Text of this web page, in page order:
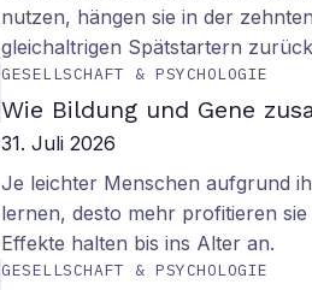
nutzen, hängen sie in der
gleichaltrigen Spätstartern
GESELLSCHAFT & PSYCHOLOGIE
Wie Bildung und Gene
31. Juli 2026
Je leichter Menschen aufgrund
lernen, desto mehr profitieren
Effekte halten bis ins Alter an.
GESELLSCHAFT & PSYCHOLOGIE